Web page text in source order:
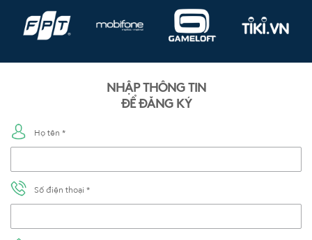
NHẬP THÔNG TIN
ĐỂ ĐĂNG KÝ
Họ tên *
Số điện thoại *